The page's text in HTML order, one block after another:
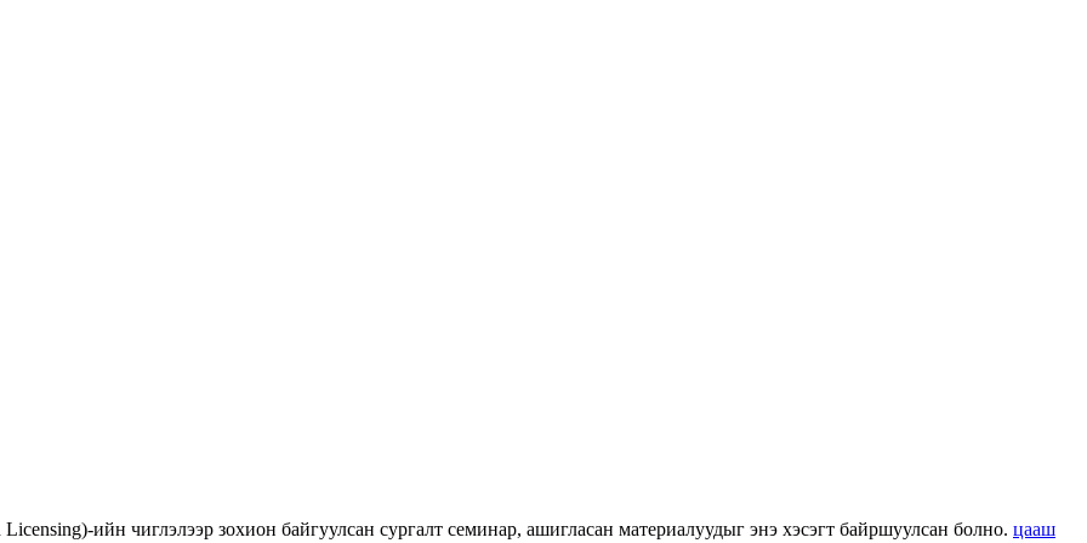
ийн чиглэлээр зохион байгуулсан сургалт семинар, ашигласан материалуудыг энэ хэсэгт байршуулсан болно. цааш